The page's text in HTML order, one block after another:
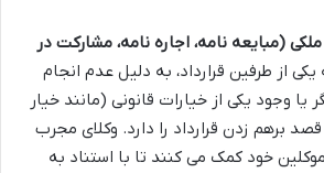
(مبایعه نامه، اجاره نامه، مشارکت در
یکی از طرفین قرارداد، به دلیل عدم انجام
وجود یکی از خیارات قانونی (مانند خیار
برهم زدن قرارداد را دارد. وکلای مجرب
خود کمک می کنند تا با استناد به